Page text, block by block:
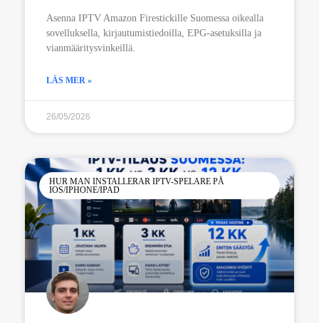
Asenna IPTV Amazon Firestickille Suomessa oikealla
sovelluksella, kirjautumistiedoilla, EPG-asetuksilla ja
vianmääritysvinkeillä.
LÄS MER »
26/05/2026
HUR MAN INSTALLERAR IPTV-SPELARE PÅ
IOS/IPHONE/IPAD